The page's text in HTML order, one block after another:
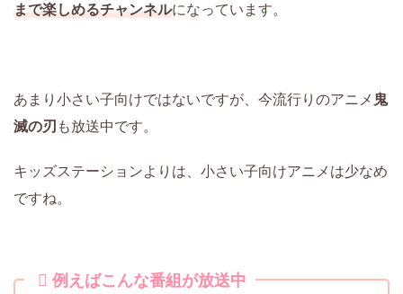
まで楽しめるチャンネルになっています。
あまり小さい子向けではないですが、今流行りのアニメ 鬼
滅の刃 も放送中です。
キッズステーションよりは、小さい子向けアニメは少なめ
ですね。
例えばこんな番組が放送中